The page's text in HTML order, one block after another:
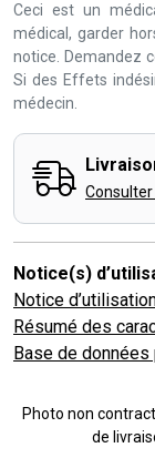
Ceci est un
médical, garder
notice. Demandez
Si des Effets
médecin.
Notice(s)
Notice
Résumé des
Base de
Photo non
de